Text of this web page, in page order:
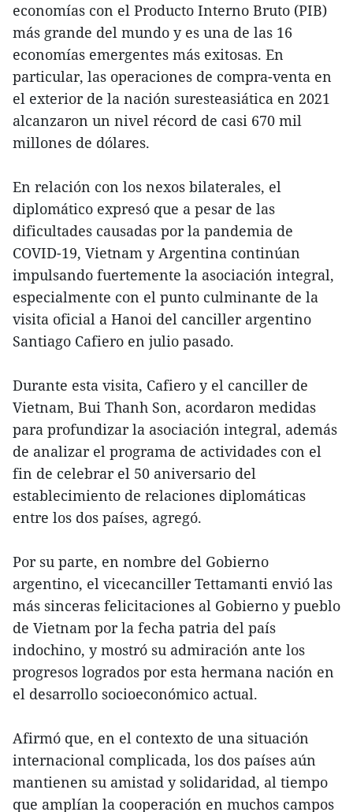
economías con el Producto Interno Bruto (PIB)
más grande del mundo y es una de las 16
economías emergentes más exitosas. En
particular, las operaciones de compra-venta en
el exterior de la nación suresteasiática en 2021
alcanzaron un nivel récord de casi 670 mil
millones de dólares.
En relación con los nexos bilaterales, el
diplomático expresó que a pesar de las
dificultades causadas por la pandemia de
COVID-19, Vietnam y Argentina continúan
impulsando fuertemente la asociación integral,
especialmente con el punto culminante de la
visita oficial a Hanoi del canciller argentino
Santiago Cafiero en julio pasado.
Durante esta visita, Cafiero y el canciller de
Vietnam, Bui Thanh Son, acordaron medidas
para profundizar la asociación integral, además
de analizar el programa de actividades con el
fin de celebrar el 50 aniversario del
establecimiento de relaciones diplomáticas
entre los dos países, agregó.
Por su parte, en nombre del Gobierno
argentino, el vicecanciller Tettamanti envió las
más sinceras felicitaciones al Gobierno y pueblo
de Vietnam por la fecha patria del país
indochino, y mostró su admiración ante los
progresos logrados por esta hermana nación en
el desarrollo socioeconómico actual.
Afirmó que, en el contexto de una situación
internacional complicada, los dos países aún
mantienen su amistad y solidaridad, al tiempo
que amplían la cooperación en muchos campos